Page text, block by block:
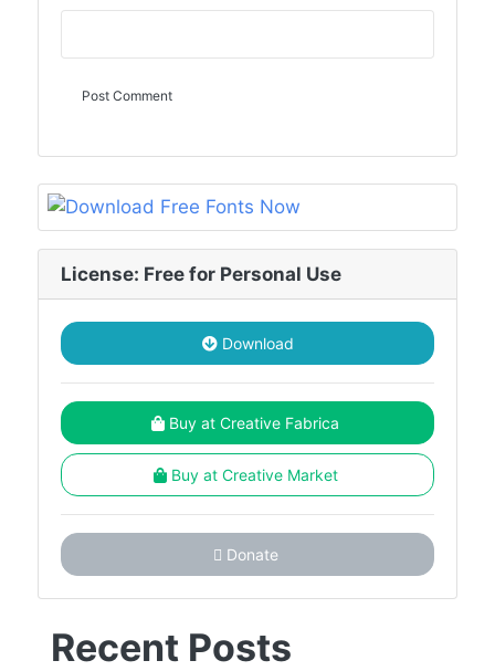
License: Free for Personal Use
Download
Buy at Creative Fabrica
Buy at Creative Market
Donate
Recent Posts